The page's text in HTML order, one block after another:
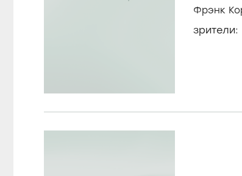
Фрэнк
зрители: